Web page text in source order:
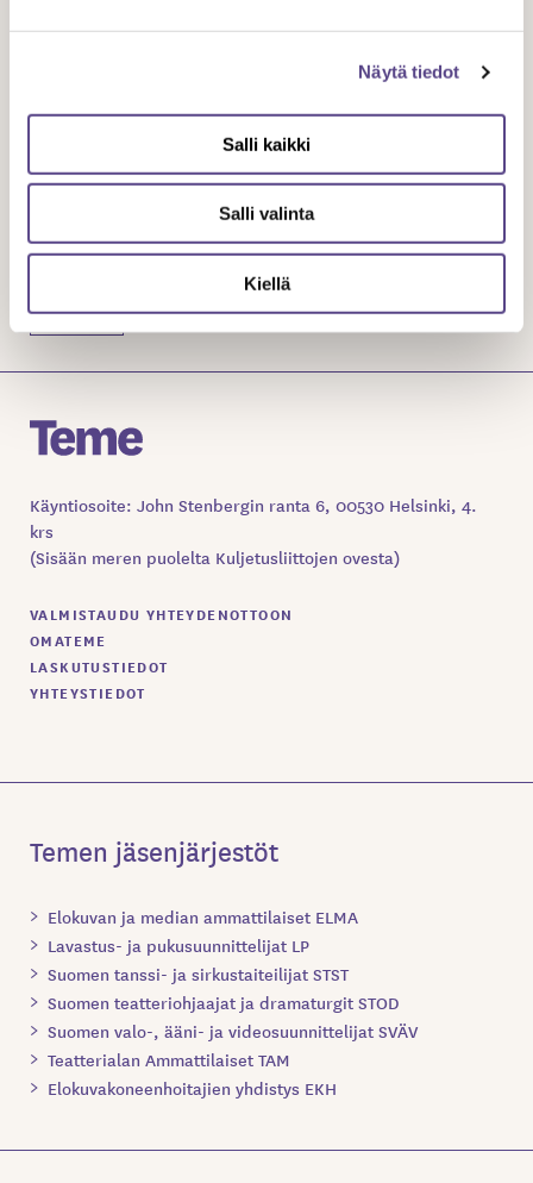
Näytä tiedot
Salli kaikki
Salli valinta
Kiellä
Käyntiosoite: John Stenbergin ranta 6, 00530 Helsinki, 4.
krs
(Sisään meren puolelta Kuljetusliittojen ovesta)
VALMISTAUDU YHTEYDENOTTOON
OMATEME
LASKUTUSTIEDOT
YHTEYSTIEDOT
Temen jäsenjärjestöt
Elokuvan ja median ammattilaiset ELMA
Lavastus- ja pukusuunnittelijat LP
Suomen tanssi- ja sirkustaiteilijat STST
Suomen teatteriohjaajat ja dramaturgit STOD
Suomen valo-, ääni- ja videosuunnittelijat SVÄV
Teatterialan Ammattilaiset TAM
Elokuvakoneenhoitajien yhdistys EKH